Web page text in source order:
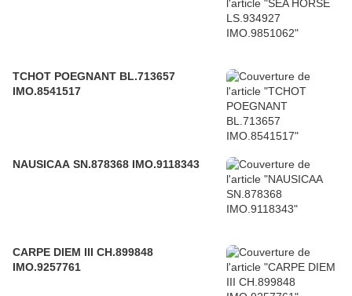
TCHOT POEGNANT BL.713657
IMO.8541517
NAUSICAA SN.878368 IMO.9118343
CARPE DIEM III CH.899848
IMO.9257761